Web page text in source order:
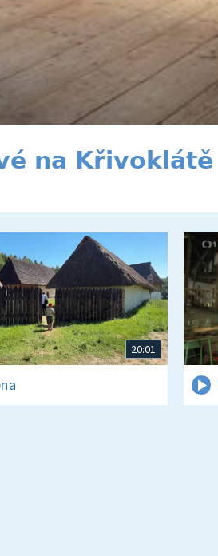
na Křivoklátě
20:01